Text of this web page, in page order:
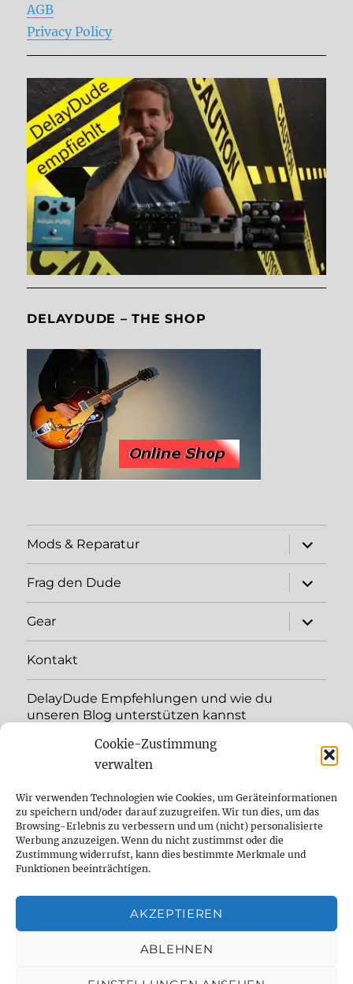
Cookie-Zustimmung
verwalten
Wir verwenden Technologien wie Cookies, um Geräteinformationen
zu speichern und/oder darauf zuzugreifen. Wir tun dies, um das
Browsing-Erlebnis zu verbessern und um (nicht) personalisierte
Werbung anzuzeigen. Wenn du nicht zustimmst oder die
Zustimmung widerrufst, kann dies bestimmte Merkmale und
Funktionen beeinträchtigen.
AKZEPTIEREN
ABLEHNEN
AGB
Privacy Policy
DELAYDUDE – THE SHOP
Mods & Reparatur
expand
child
menu
Frag den Dude
expand
child
menu
Gear
expand
child
menu
Kontakt
DelayDude Empfehlungen und wie du
unseren Blog unterstützen kannst
expand
child
YouTube
Instagram
Feed
Cookie Policy (EU)